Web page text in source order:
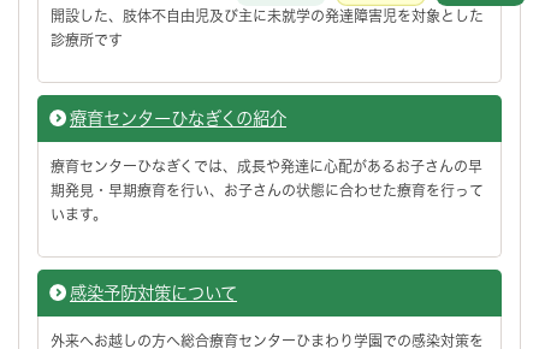
開設した、肢体不自由児及び主に未就学の発達障害児を対象とした
診療所です
療育センターひなぎくの紹介
療育センターひなぎくでは、成長や発達に心配があるお子さんの早
期発見・早期療育を行い、お子さんの状態に合わせた療育を行って
います。
感染予防対策について
外来へお越しの方へ総合療育センターひまわり学園での感染対策を